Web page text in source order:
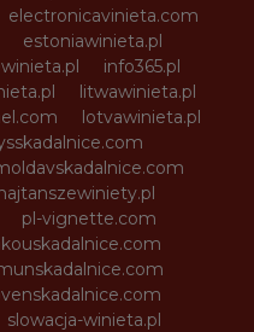
electronicavinieta.com
estoniawinieta.pl
info365.pl
litwawinieta.pl
lotvawinieta.pl
pl-vignette.com
slowacja-winieta.pl